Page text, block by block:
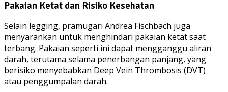
Pakaian Ketat dan Risiko Kesehatan
Selain legging, pramugari Andrea Fischbach juga
menyarankan untuk menghindari pakaian ketat saat
terbang. Pakaian seperti ini dapat mengganggu aliran
darah, terutama selama penerbangan panjang, yang
berisiko menyebabkan Deep Vein Thrombosis (DVT)
atau penggumpalan darah.